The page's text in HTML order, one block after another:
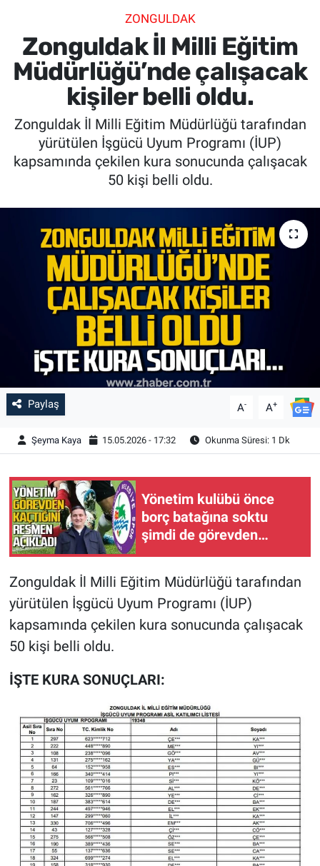
ZONGULDAK
Zonguldak İl Milli Eğitim
Müdürlüğü’nde çalışacak
kişiler belli oldu.
Zonguldak İl Milli Eğitim Müdürlüğü tarafından
yürütülen İşgücü Uyum Programı (İUP)
kapsamında çekilen kura sonucunda çalışacak
50 kişi belli oldu.
Paylaş A- A+
Şeyma Kaya 15.05.2026 - 17:32 Okunma Süresi: 1 Dk
Yönetim kulübü önce
borç batağına soktu
şimdi de görevden
Zonguldak İl Milli Eğitim Müdürlüğü tarafından
yürütülen İşgücü Uyum Programı (İUP)
kapsamında çekilen kura sonucunda çalışacak
50 kişi belli oldu.
İŞTE KURA SONUÇLARI:
SPOR
SAĞLIK